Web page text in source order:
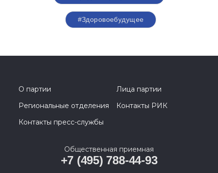
#Здоровоебудущее
О партии
Лица партии
Региональные отделения
Контакты РИК
Контакты пресс-службы
Общественная приемная
+7 (495) 788-44-93